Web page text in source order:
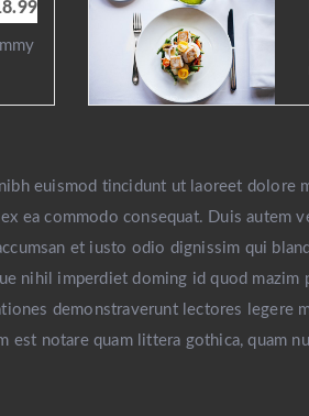
euismod tincidunt ut laoreet dolore
ea commodo consequat. Duis
et iusto odio dignissim qui
imperdiet doming id quod mazim
demonstraverunt lectores legere
notare quam littera gothica, quam